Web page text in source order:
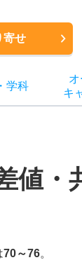
寄せ
・ 学科
オ
キ
値・
70～76。